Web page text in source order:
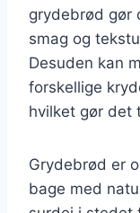
grydebrød gør
smag og
Desuden kan
forskellige
hvilket gør det
Grydebrød er
bage med